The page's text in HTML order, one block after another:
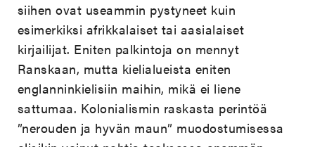
siihen ovat useammin pystyneet kuin
esimerkiksi afrikkalaiset tai aasialaiset
kirjailijat. Eniten palkintoja on mennyt
Ranskaan, mutta kielialueista eniten
englanninkielisiin maihin, mikä ei liene
sattumaa. Kolonialismin raskasta perintöä
”nerouden ja hyvän maun” muodostumisessa